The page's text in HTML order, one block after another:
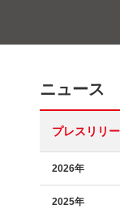
ニュース
プレスリリ
2026年
2025年